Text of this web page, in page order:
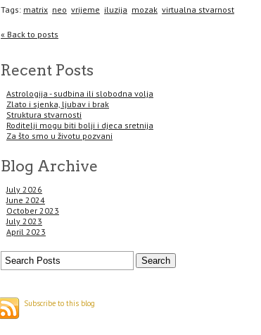
Tags: matrix neo vrijeme iluzija mozak virtualna stvarnost
« Back to posts
Recent Posts
Astrologija - sudbina ili slobodna volja
Zlato i sjenka, ljubav i brak
Struktura stvarnosti
Roditelji mogu biti bolji i djeca sretnija
Za što smo u životu pozvani
Blog Archive
July 2026
June 2024
October 2023
July 2023
April 2023
Subscribe to this blog